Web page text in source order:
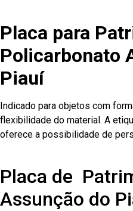
Placa para
Policarbonato
Piauí
Indicado para objetos com
flexibilidade do material. A
oferece a possibilidade de
Placa de
Assunção do